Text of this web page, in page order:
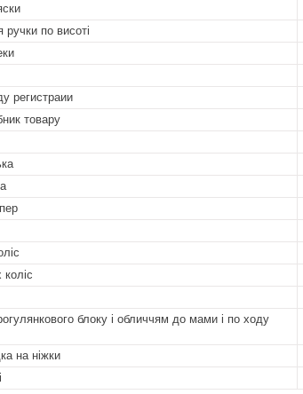
ручки по висоті
регистраии
товару
коліс
блоку і обличчям до мами і по ходу
на ніжки